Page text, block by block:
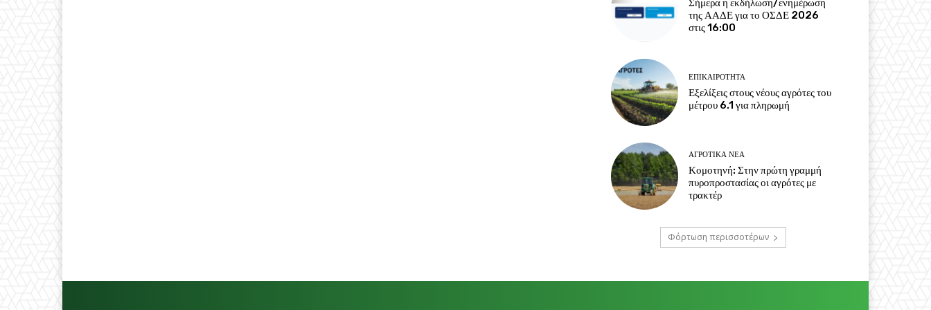
Σήμερα η εκδήλωση/ενημέρωση
της ΑΑΔΕ για το ΟΣΔΕ 2026
στις 16:00
ΕΠΙΚΑΙΡΌΤΗΤΑ
Εξελίξεις στους νέους αγρότες του
μέτρου 6.1 για πληρωμή
ΑΓΡΟΤΙΚΆ ΝΈΑ
Κομοτηνή: Στην πρώτη γραμμή
πυροπροστασίας οι αγρότες με
τρακτέρ
Φόρτωση περισσοτέρων